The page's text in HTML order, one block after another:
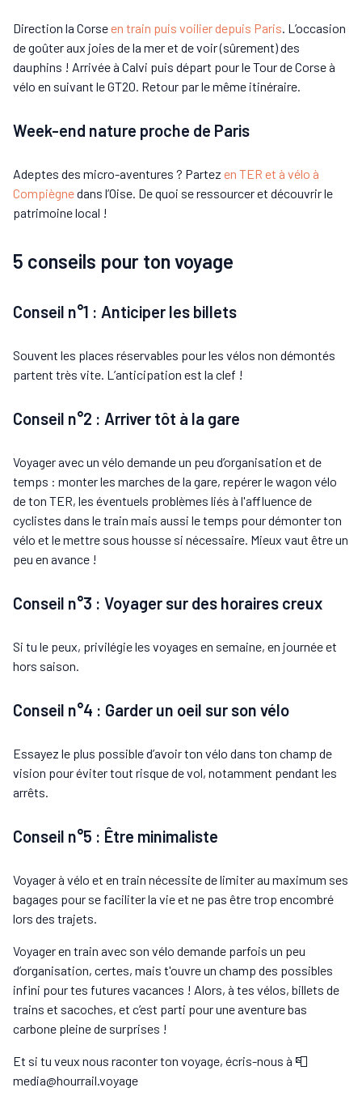
Direction la Corseen train puis voilier depuis Paris. L’occasion
de goûter aux joies de la mer et de voir (sûrement) des
dauphins ! Arrivée à Calvi puis départ pour le Tour de Corse à
vélo en suivant le GT20. Retour par le même itinéraire.
Week-end nature proche de Paris
Adeptes des micro-aventures ? Partez en TER et à vélo à
Compiègnedans l’Oise. De quoi se ressourcer et découvrir le
patrimoine local !
5 conseils pour ton voyage
Conseil n°1 : Anticiper les billets
Souvent les places réservables pour les vélos non démontés
partent très vite. L’anticipation est la clef !
Conseil n°2 : Arriver tôt à la gare
Voyager avec un vélo demande un peu d’organisation et de
temps : monter les marches de la gare, repérer le wagon vélo
de ton TER, les éventuels problèmes liés à l'affluence de
cyclistes dans le train mais aussi le temps pour démonter ton
vélo et le mettre sous housse si nécessaire. Mieux vaut être un
peu en avance !
Conseil n°3 : Voyager sur des horaires creux
Si tu le peux, privilégie les voyages en semaine, en journée et
hors saison.
Conseil n°4 : Garder un oeil sur son vélo
Essayez le plus possible d’avoir ton vélo dans ton champ de
vision pour éviter tout risque de vol, notamment pendant les
arrêts.
Conseil n°5 : Être minimaliste
Voyager à vélo et en train nécessite de limiter au maximum ses
bagages pour se faciliter la vie et ne pas être trop encombré
lors des trajets.
Voyager en train avec son vélo demande parfois un peu
d’organisation, certes, mais t'ouvre un champ des possibles
infini pour tes futures vacances ! Alors, à tes vélos, billets de
trains et sacoches, et c’est parti pour une aventure bas
carbone pleine de surprises !
Et si tu veux nous raconter ton voyage, écris-nous à 📮
media@hourrail.voyage